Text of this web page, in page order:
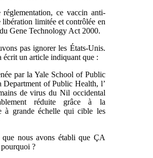
réglementation, ce vaccin anti-
limitée et contrôlée en
Gene Technology Act 2000.
pas ignorer les États-Unis.
un article indiquant que :
par la Yale School of Public
of Public Health, l’
de virus du Nil occidental
réduite grâce à la
à grande échelle qui cible les
que nous avons établi que ÇA
?